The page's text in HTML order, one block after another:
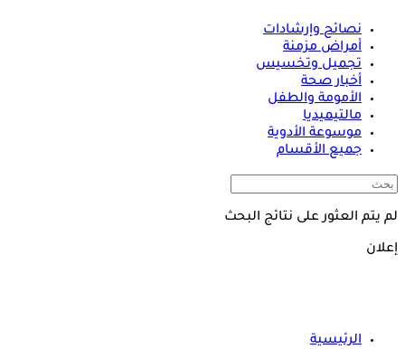
نصائح وإرشادات
أمراض مزمنة
تجميل وتخسيس
أخبار صحة
الأمومة والطفل
مالتيميديا
موسوعة الأدوية
جميع الأقسام
لم يتم العثور على نتائج البحث
إعلان
الرئيسية